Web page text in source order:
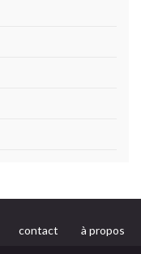
contact à propos